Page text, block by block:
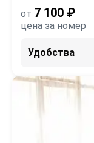
от 7 100 ₽
цена за номер
Удобства